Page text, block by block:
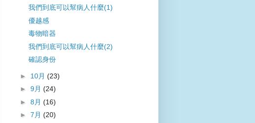
我們到底可以幫病人什麼(1)
優越感
毒物暗器
我們到底可以幫病人什麼(2)
確認身份
► 10月 (23)
► 9月 (24)
► 8月 (16)
► 7月 (20)